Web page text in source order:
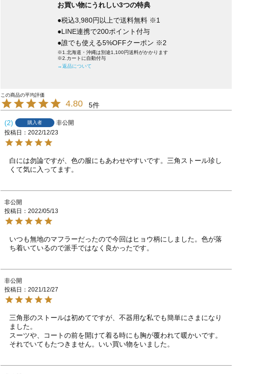
お買い物にうれしい3つの特典
●税込3,980円以上で送料無料 ※1
●LINE連携で200ポイント付与
●誰でも使える5%OFFクーポン ※2
※1.北海道・沖縄は別途1,100円送料がかかります
※2.カートに自動付与
→返品について
4.80 5
2 購入者
非公開
投稿日
2022/12/23
白には勿論ですが、色の服にもあわせやすいです。三角ストール珍し
くて気に入ってます。
非公開
投稿日
2022/05/13
いつも無地のマフラーだったので今回はヒョウ柄にしました。色が落
ち着いているので派手ではなく良かったです。
非公開
投稿日
2021/12/27
三角形のストールは初めてですが、不器用な私でも簡単にさまになり
ました。
スーツや、コートの前を開けて着る時にも胸が覆われて暖かいです。
それでいてもたつきません。いい買い物をいました。